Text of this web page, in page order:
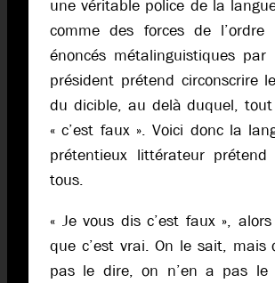
une véritable police de la
comme des forces de l’ordre
énoncés métalinguistiques par
président prétend circonscrire
du dicible, au delà duquel,
« c’est faux ». Voici donc la
prétentieux littérateur prétend
tous.
« Je vous dis c’est faux »,
que c’est vrai. On le sait, mais
pas le dire, on n’en a pas